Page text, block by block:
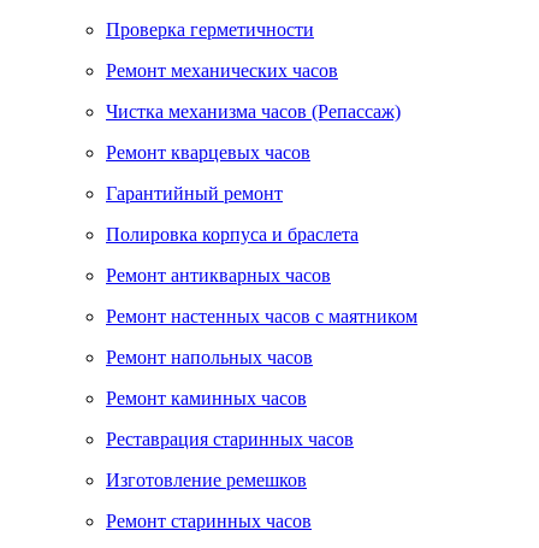
Проверка герметичности
Ремонт механических часов
Чистка механизма часов (Репассаж)
Ремонт кварцевых часов
Гарантийный ремонт
Полировка корпуса и браслета
Ремонт антикварных часов
Ремонт настенных часов с маятником
Ремонт напольных часов
Ремонт каминных часов
Реставрация старинных часов
Изготовление ремешков
Ремонт старинных часов